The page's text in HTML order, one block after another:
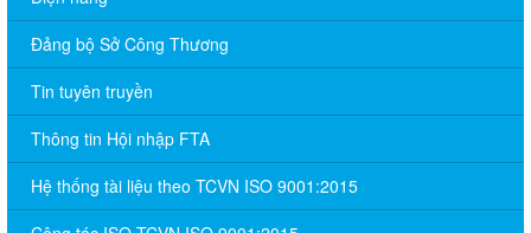
Đảng bộ Sở Công Thương
Tin tuyên truyền
Thông tin Hội nhập FTA
Hệ thống tài liệu theo TCVN ISO 9001:2015